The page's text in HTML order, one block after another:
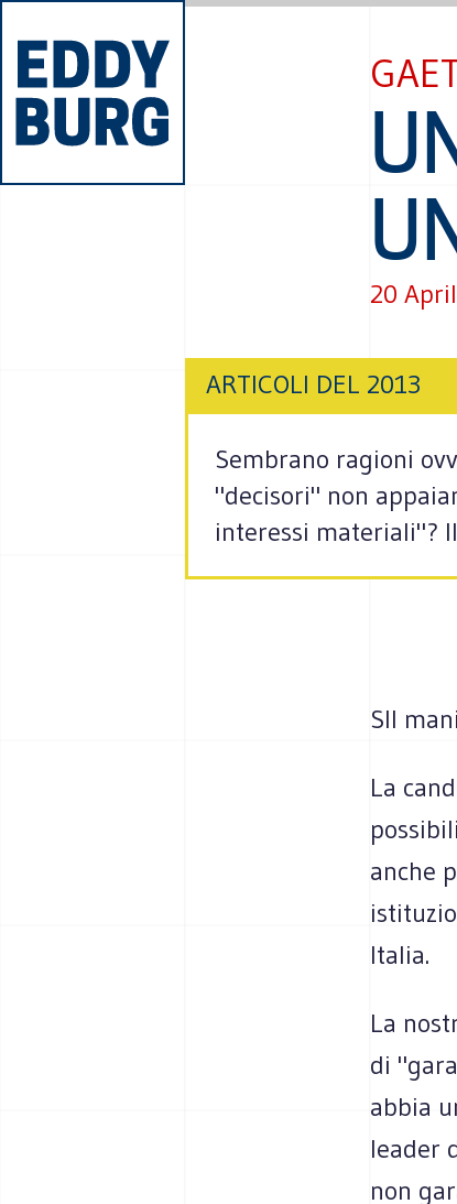
20
ARTICOLI DEL 2013
Sembrano ragioni
"decisori" non
interessi materiali"?
SIl
La
anche
Italia.
La
di
abbia
leader
non